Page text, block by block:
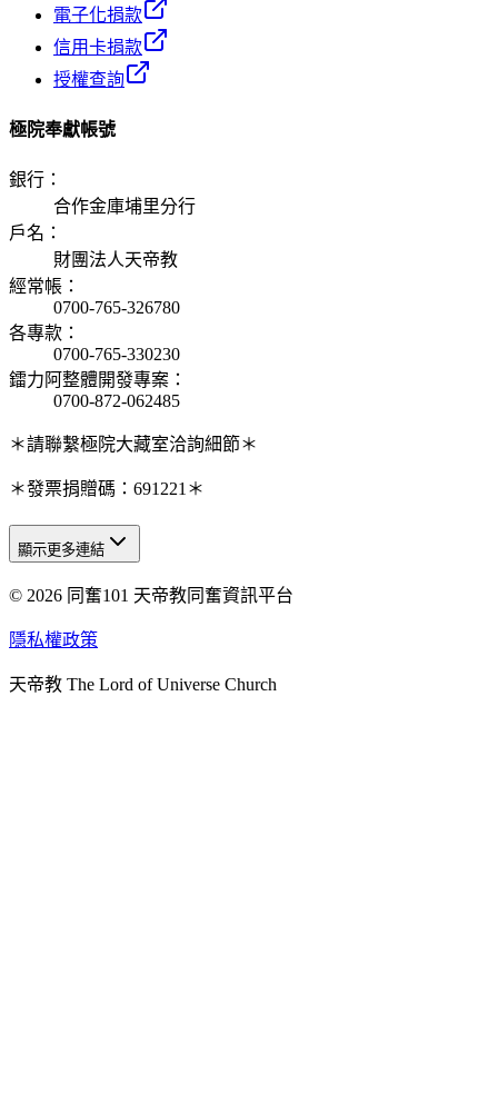
電子化捐款
信用卡捐款
授權查詢
極院奉獻帳號
銀行 ：
合作金庫埔里分行
戶名 ：
財團法人天帝教
經常帳 ：
0700-765-326780
各專款 ：
0700-765-330230
鐳力阿整體開發專案 ：
0700-872-062485
＊請聯繫極院大藏室洽詢細節＊
＊發票捐贈碼：691221＊
天人研究總院
天人研究學院
天人炁功院
顯示更多連結
© 2026 同奮101 天帝教同奮資訊平台
隱私權政策
天帝教 The Lord of Universe Church